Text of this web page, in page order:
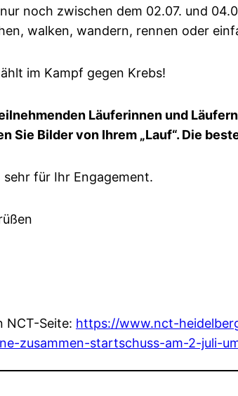
noch zwischen dem 02.07. und
walken, wandern, rennen oder
im Kampf gegen Krebs!
Läuferinnen und
Sie Bilder von Ihrem „Lauf“. Die
für Ihr Engagement.
NCT-Seite: https://www.nct-
zusammen-startschuss-am-2-juli-